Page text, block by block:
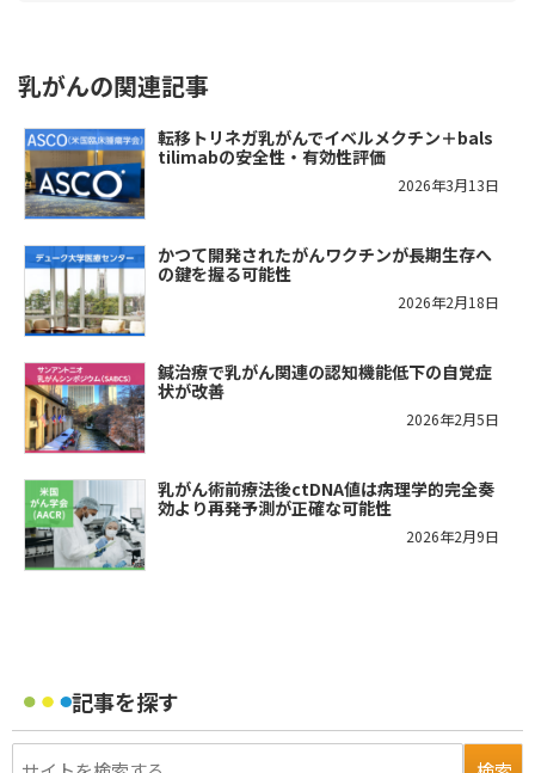
乳がんの関連記事
転移トリネガ乳がんでイベルメクチン＋bals
tilimabの安全性・有効性評価
2026年3月13日
かつて開発されたがんワクチンが長期生存へ
の鍵を握る可能性
2026年2月18日
鍼治療で乳がん関連の認知機能低下の自覚症
状が改善
2026年2月5日
乳がん術前療法後ctDNA値は病理学的完全奏
効より再発予測が正確な可能性
2026年2月9日
記事を探す